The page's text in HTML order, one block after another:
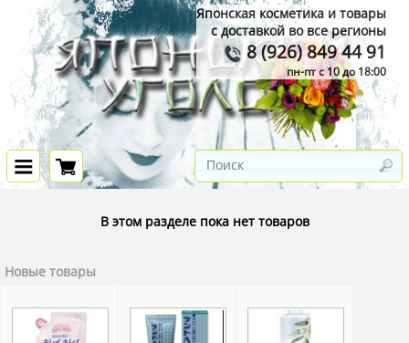
Японская косметика и товары
с доставкой во все регионы
8 (926) 849 44 91
пн-пт с 10 до 18:00
В этом разделе пока нет товаров
Новые товары